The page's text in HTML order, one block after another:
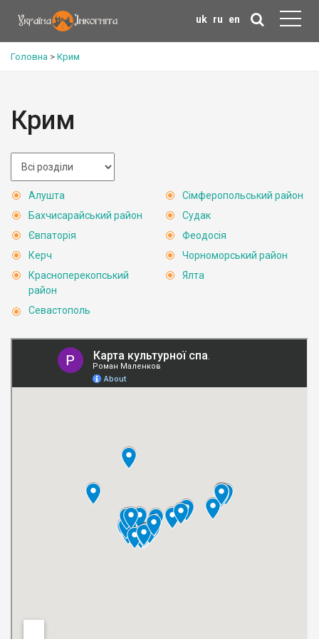
uk ru en
Головна > Крим
Крим
Алушта
Бахчисарайський район
Євпаторія
Керч
Красноперекопський
район
Севастополь
Сімферопольський район
Судак
Феодосія
Чорноморський район
Ялта